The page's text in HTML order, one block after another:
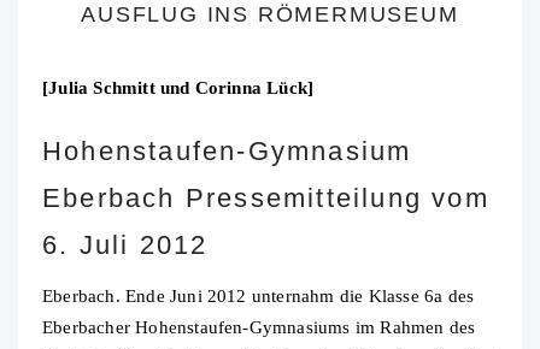
AUSFLUG INS RÖMERMUSEUM
[Julia Schmitt und Corinna Lück]
Hohenstaufen-Gymnasium
Eberbach Pressemitteilung vom
6. Juli 2012
Eberbach. Ende Juni 2012 unternahm die Klasse 6a des
Eberbacher Hohenstaufen-Gymnasiums im Rahmen des